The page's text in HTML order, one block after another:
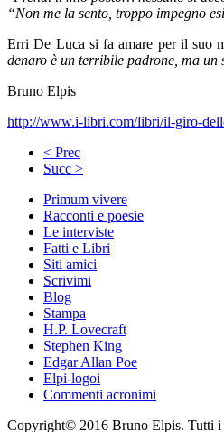
“Non me la sento, troppo impegno
Erri De Luca si fa amare per il suo
denaro è un terribile padrone, ma un
Bruno Elpis
http://www.i-libri.com/libri/il-giro-
< Prec
Succ >
Primum vivere
Racconti e poesie
Le interviste
Fatti e Libri
Siti amici
Scrivimi
Blog
Stampa
H.P. Lovecraft
Stephen King
Edgar Allan Poe
Elpi-logoi
Commenti acronimi
Copyright© 2016 Bruno Elpis. Tutti i